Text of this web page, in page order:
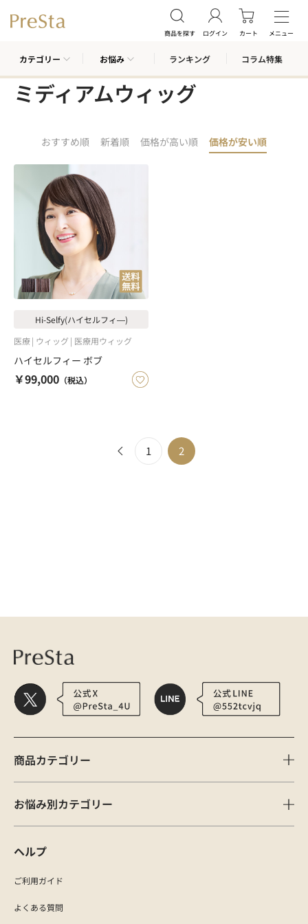
商品を探す ログイン カート メニュー
カテゴリー お悩み ランキング コラム特集
ミディアムウィッグ
おすすめ順 新着順 価格が高い順 価格が安い順
Hi-Selfy(ハイセルフィ―)
医療 ウィッグ 医療用ウィッグ
ハイセルフィー ボブ
￥99,000 （税込）
1 2
商品カテゴリー
お悩み別カテゴリー
ヘルプ
ご利用ガイド
よくある質問